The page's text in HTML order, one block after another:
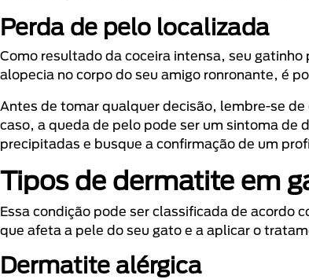
Perda de pelo localizada
Como resultado da coceira intensa, seu gatinho
alopecia no corpo do seu amigo ronronante, é
Antes de tomar qualquer decisão, lembre-se de
caso, a queda de pelo pode ser um sintoma
precipitadas e busque a confirmação de um
Tipos de dermatite em
Essa condição pode ser classificada de acordo
que afeta a pele do seu gato e a aplicar o
Dermatite alérgica